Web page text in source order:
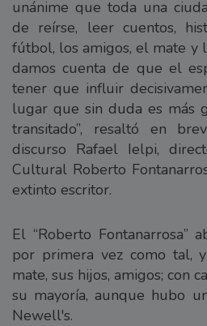
unánime que toda una
de reírse, leer cuentos,
fútbol, los amigos, el mate y
damos cuenta de que el
tener que influir
lugar que sin duda es más
transitado”, resaltó en
discurso Rafael Ielpi,
Cultural Roberto
extinto escritor.
El “Roberto Fontanarrosa”
por primera vez como tal,
mate, sus hijos, amigos; con
su mayoría, aunque hubo
Newell's.